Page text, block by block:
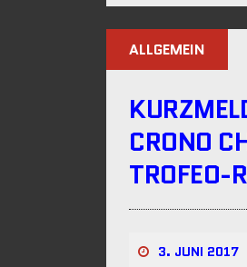
ALLGEMEIN
CRONO
TROFEO-
3. JUNI 2017